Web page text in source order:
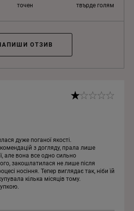
точен твърде голям
ОТЗИВ
дуже поганої якості.
з догляду, прала лише
але вона все одно сильно
закошлатилася не лише після
носіння. Тепер виглядає так, ніби їй
кілька місяців тому.